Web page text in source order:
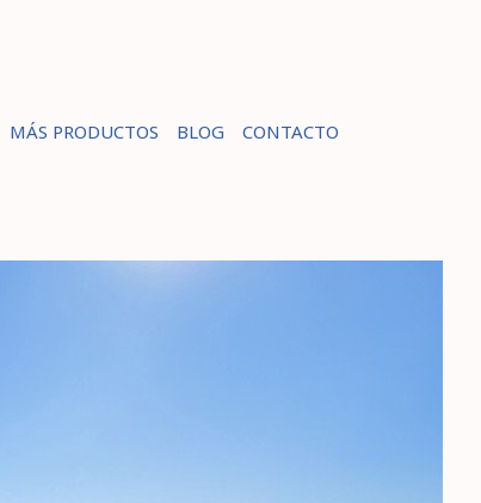
MÁS PRODUCTOS BLOG CONTACTO